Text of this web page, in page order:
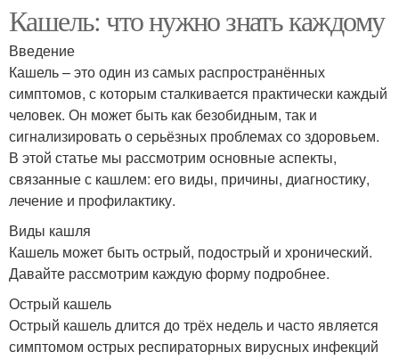
Кашель: что нужно знать каждому
Введение
Кашель – это один из самых распространённых
симптомов, с которым сталкивается практически каждый
человек. Он может быть как безобидным, так и
сигнализировать о серьёзных проблемах со здоровьем.
В этой статье мы рассмотрим основные аспекты,
связанные с кашлем: его виды, причины, диагностику,
лечение и профилактику.
Виды кашля
Кашель может быть острый, подострый и хронический.
Давайте рассмотрим каждую форму подробнее.
Острый кашель
Острый кашель длится до трёх недель и часто является
симптомом острых респираторных вирусных инфекций